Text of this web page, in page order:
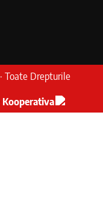
Toate Drepturile
Kooperativa